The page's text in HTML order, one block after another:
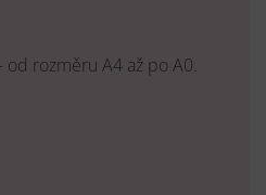
rozměru A4 až po A0.